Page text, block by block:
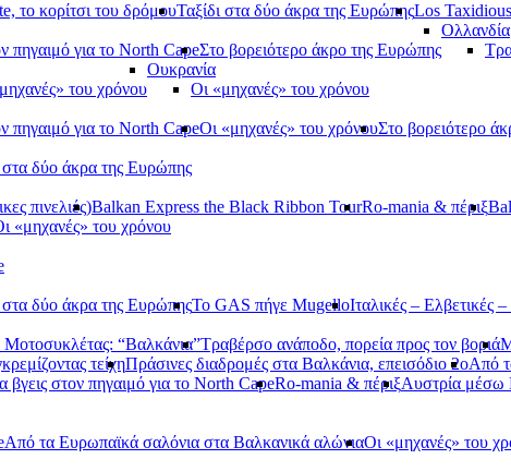
το κορίτσι του δρόμουΤαξίδι στα δύο άκρα της ΕυρώπηςLos
πηγαιμό για το North CapeΣτο βορειότερο άκρο της Ευρώπης
Ολλανδία
του χρόνου
Ουκρανία
Οι «μηχανές» του χρόνου
πηγαιμό για το North CapeΟι «μηχανές» του χρόνουΣτο βορειότερο
στα δύο άκρα της Ευρώπης
πινελιές)Balkan Express the Black Ribbon TourRo-mania & πέριξ
«μηχανές» του χρόνου
στα δύο άκρα της ΕυρώπηςΤο GAS πήγε MugelloΙταλικές – Ελβετικές
“Βαλκάνια”Τραβέρσο ανάποδο, πορεία προς τον βοριά
τείχηΠράσινες διαδρομές στα Βαλκάνια, επεισόδιο 2οΑπό
βγεις στον πηγαιμό για το North CapeRo-mania & πέριξΑυστρία μέσω
Από τα Ευρωπαϊκά σαλόνια στα Βαλκανικά αλώνιαΟι «μηχανές» του